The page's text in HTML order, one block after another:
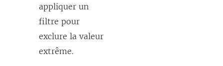
appliquer un
filtre pour
exclure la valeur
extrême.